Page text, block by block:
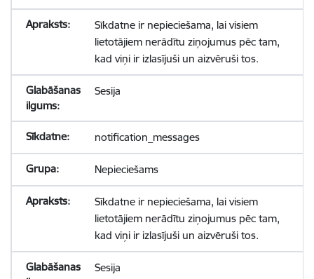
Sīkdatne ir nepieciešama, lai visiem
lietotājiem nerādītu ziņojumus pēc tam,
kad viņi ir izlasījuši un aizvēruši tos.
Sesija
notification_messages
Nepieciešams
Sīkdatne ir nepieciešama, lai visiem
lietotājiem nerādītu ziņojumus pēc tam,
kad viņi ir izlasījuši un aizvēruši tos.
Sesija